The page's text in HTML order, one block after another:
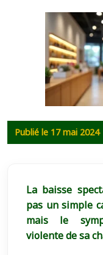
Publié le 17 mai 2024
La baisse
pas un simple
mais le
violente de sa